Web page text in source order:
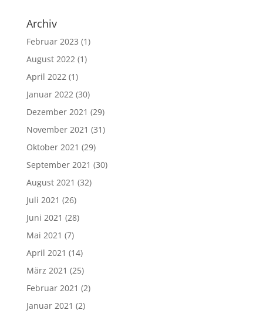
Archiv
Februar 2023 (1)
August 2022(1)
April 2022(1)
Januar 2022(30)
Dezember 2021 (29)
November 2021 (31)
Oktober 2021 (29)
September 2021 (30)
August 2021 (32)
Juli 2021 (26)
Juni 2021 (28)
Mai 2021 (7)
April 2021 (14)
März 2021 (25)
Februar 2021 (2)
Januar 2021 (2)